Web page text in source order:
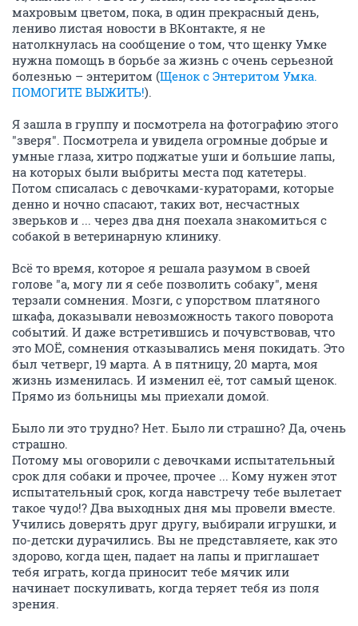
махровым цветом, пока, в один прекрасный день,
лениво листая новости в ВКонтакте, я не
натолкнулась на сообщение о том, что щенку Умке
нужна помощь в борьбе за жизнь с очень серьезной
болезнью – энтеритом (Щенок с Энтеритом Умка.
ПОМОГИТЕ ВЫЖИТЬ!).
Я зашла в группу и посмотрела на фотографию этого
"зверя". Посмотрела и увидела огромные добрые и
умные глаза, хитро поджатые уши и большие лапы,
на которых были выбриты места под катетеры.
Потом списалась с девочками-кураторами, которые
денно и ночно спасают, таких вот, несчастных
зверьков и ... через два дня поехала знакомиться с
собакой в ветеринарную клинику.
Всё то время, которое я решала разумом в своей
голове "а, могу ли я себе позволить собаку", меня
терзали сомнения. Мозги, с упорством платяного
шкафа, доказывали невозможность такого поворота
событий. И даже встретившись и почувствовав, что
это МОЁ, сомнения отказывались меня покидать. Это
был четверг, 19 марта. А в пятницу, 20 марта, моя
жизнь изменилась. И изменил её, тот самый щенок.
Прямо из больницы мы приехали домой.
Было ли это трудно? Нет. Было ли страшно? Да, очень
страшно.
Потому мы оговорили с девочками испытательный
срок для собаки и прочее, прочее ... Кому нужен этот
испытательный срок, когда навстречу тебе вылетает
такое чудо!? Два выходных дня мы провели вместе.
Учились доверять друг другу, выбирали игрушки, и
по-детски дурачились. Вы не представляете, как это
здорово, когда щен, падает на лапы и приглашает
тебя играть, когда приносит тебе мячик или
начинает поскуливать, когда теряет тебя из поля
зрения.